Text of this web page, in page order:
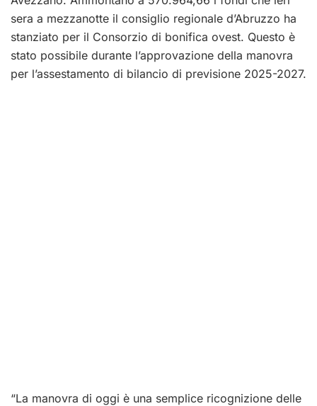
sera a mezzanotte il consiglio regionale d’Abruzzo ha
stanziato per il Consorzio di bonifica ovest. Questo è
stato possibile durante l’approvazione della manovra
per l’assestamento di bilancio di previsione 2025-2027.
“La manovra di oggi è una semplice ricognizione delle